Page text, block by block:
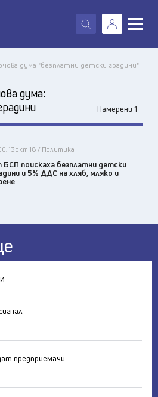
X
дума "безплатни детски градини"
дума:
Намерени 1
13 окт 18 / Политика
поискаха безплатни детски
и 5% ДДС на хляб, мляко и
предприемачи